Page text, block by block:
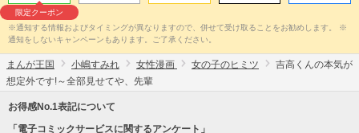
限定クーポン
※通知する情報およびタイミングが異なりますので、併せて受け取ることをお勧めします。 ※
通知をしないキャンペーンもあります。ご了承ください。
まんが王国 小嶋すみれ 女性漫画 女の子のヒミツ
吉高くんの本気が
想定外です!～全部見せてや、先輩
お得感No.1表記について
「電子コミックサービスに関するアンケート」